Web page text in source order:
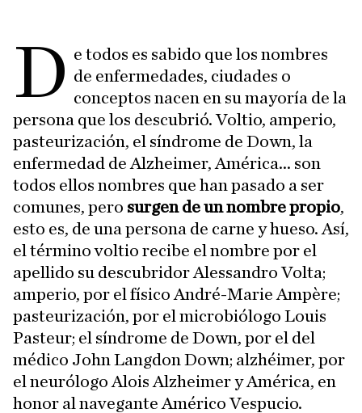
D e todos es sabido que los nombres
de enfermedades, ciudades o
conceptos nacen en su mayoría de la
persona que los descubrió. Voltio, amperio,
pasteurización, el síndrome de Down, la
enfermedad de Alzheimer, América... son
todos ellos nombres que han pasado a ser
comunes, pero surgen de un nombre propio,
esto es, de una persona de carne y hueso. Así,
el término voltio recibe el nombre por el
apellido su descubridor Alessandro Volta;
amperio, por el físico André-Marie Ampère;
pasteurización, por el microbiólogo Louis
Pasteur; el síndrome de Down, por el del
médico John Langdon Down; alzhéimer, por
el neurólogo Alois Alzheimer y América, en
honor al navegante Américo Vespucio.